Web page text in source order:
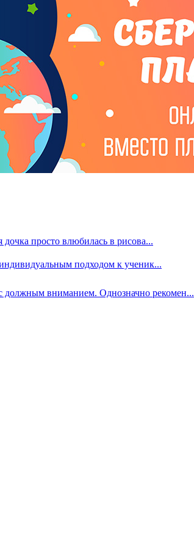
просто влюбилась в рисова...
подходом к ученик...
должным вниманием. Однозначно рекомен...